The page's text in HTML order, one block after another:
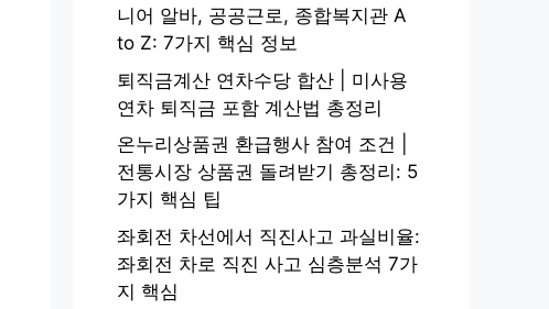
니어 알바, 공공근로, 종합복지관 A
to Z: 7가지 핵심 정보
퇴직금계산 연차수당 합산 | 미사용
연차 퇴직금 포함 계산법 총정리
온누리상품권 환급행사 참여 조건 |
전통시장 상품권 돌려받기 총정리: 5
가지 핵심 팁
좌회전 차선에서 직진사고 과실비율:
좌회전 차로 직진 사고 심층분석 7가
지 핵심